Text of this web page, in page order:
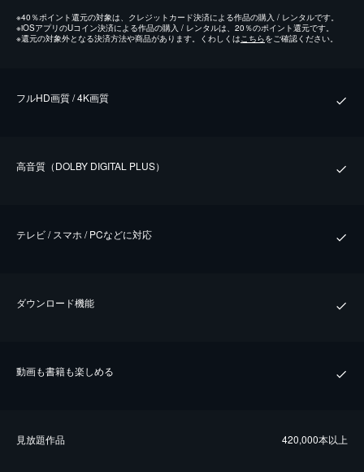
※40％ポイント還元の対象は、クレジットカード決済による作品の購入 / レンタルです。
※iOSアプリのUコイン決済による作品の購入 / レンタルは、20％のポイント還元です。
※還元の対象外となる決済方法や商品があります。くわしくはこちらをご確認ください。
フルHD画質 / 4K画質
⾼⾳質（DOLBY DIGITAL PLUS）
テレビ / スマホ / PCなどに対応
ダウンロード機能
動画も書籍も楽しめる
⾒放題作品 420,000本以上